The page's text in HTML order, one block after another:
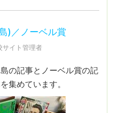
)／ノーベル賞
サイト管理者
の記事とノーベル賞の記
集めています。